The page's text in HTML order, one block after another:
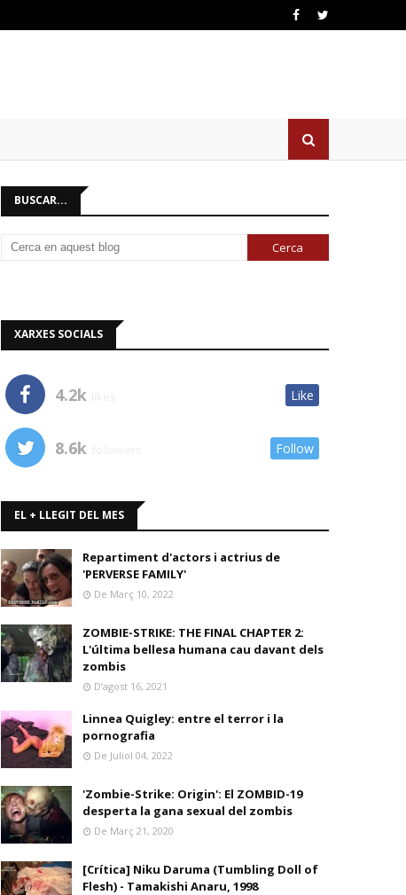
BUSCAR...
XARXES SOCIALS
4.2k Like
8.6k Follow
EL + LLEGIT DEL MES
Repartiment d'actors i actrius de
'PERVERSE FAMILY'
De Març 10, 2022
ZOMBIE-STRIKE: THE FINAL CHAPTER 2:
L'última bellesa humana cau davant dels
zombis
D’agost 16, 2021
Linnea Quigley: entre el terror i la
pornografia
De Juliol 04, 2022
'Zombie-Strike: Origin': El ZOMBID-19
desperta la gana sexual del zombis
De Març 21, 2020
[Crítica] Niku Daruma (Tumbling Doll of
Flesh) - Tamakishi Anaru, 1998